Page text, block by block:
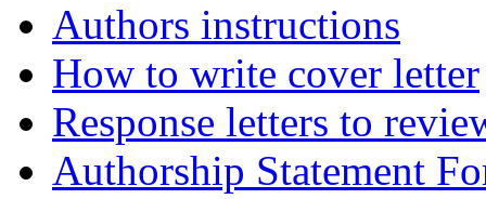
Authors instructions
How to write cover letter
Response letters to
Authorship Statement